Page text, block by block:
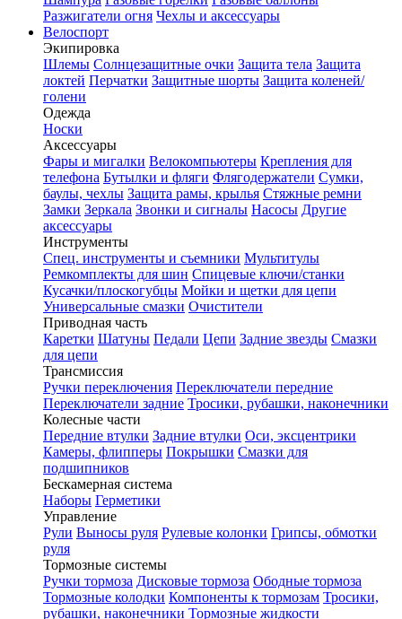
Разжигатели огня Чехлы и аксессуары
Велоспорт
Экипировка
Шлемы Солнцезащитные очки Защита тела Защита
локтей Перчатки Защитные шорты Защита коленей/
голени
Одежда
Носки
Аксессуары
Фары и мигалки Велокомпьютеры Крепления для
телефона Бутылки и фляги Флягодержатели Сумки,
баулы, чехлы Защита рамы, крылья Стяжные ремни
Замки Зеркала Звонки и сигналы Насосы Другие
аксессуары
Инструменты
Спец. инструменты и съемники Мультитулы
Ремкомплекты для шин Спицевые ключи/станки
Кусачки/плоскогубцы Мойки и щетки для цепи
Универсальные смазки Очистители
Приводная часть
Каретки Шатуны Педали Цепи Задние звезды Смазки
для цепи
Трансмиссия
Ручки переключения Переключатели передние
Переключатели задние Тросики, рубашки, наконечники
Колесные части
Передние втулки Задние втулки Оси, эксцентрики
Камеры, флипперы Покрышки Смазки для
подшипников
Бескамерная система
Наборы Герметики
Управление
Рули Выносы руля Рулевые колонки Грипсы, обмотки
руля
Тормозные системы
Ручки тормоза Дисковые тормоза Ободные тормоза
Тормозные колодки Компоненты к тормозам Тросики,
рубашки, наконечники Тормозные жидкости